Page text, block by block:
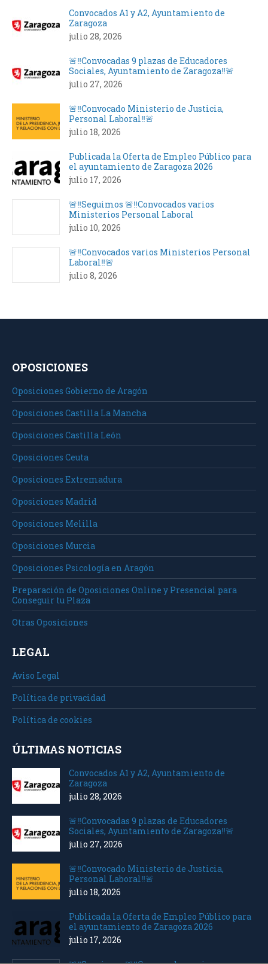
Convocados A1 y A2, Ayuntamiento de
Zaragoza
julio 28, 2026
🚨‼️Convocadas 9 plazas de Educadores
Sociales, Ayuntamiento de Zaragoza‼️🚨
julio 27, 2026
🚨‼️Convocado Ministerio de Justicia,
Personal Laboral‼️🚨
julio 18, 2026
Publicada la Oferta de Empleo Público para
el ayuntamiento de Zaragoza 2026
julio 17, 2026
🚨‼️Seguimos 🚨‼️Convocados varios
Ministerios Personal Laboral
julio 10, 2026
🚨‼️Convocados varios Ministerios Personal
Laboral‼️🚨
julio 8, 2026
OPOSICIONES
Oposiciones Gobierno de Aragón
Oposiciones Castilla La Mancha
Oposiciones Castilla León
Oposiciones Ceuta
Oposiciones Extremadura
Oposiciones Madrid
Oposiciones Melilla
Oposiciones Murcia
Oposiciones Psicología en Aragón
Preparación de Oposiciones Online y Presencial para
Conseguir tu Plaza
Otras Oposiciones
LEGAL
Aviso Legal
Política de privacidad
Política de cookies
ÚLTIMAS NOTICIAS
Convocados A1 y A2, Ayuntamiento de
Zaragoza
julio 28, 2026
🚨‼️Convocadas 9 plazas de Educadores
Sociales, Ayuntamiento de Zaragoza‼️🚨
julio 27, 2026
🚨‼️Convocado Ministerio de Justicia,
Personal Laboral‼️🚨
julio 18, 2026
Publicada la Oferta de Empleo Público para
el ayuntamiento de Zaragoza 2026
julio 17, 2026